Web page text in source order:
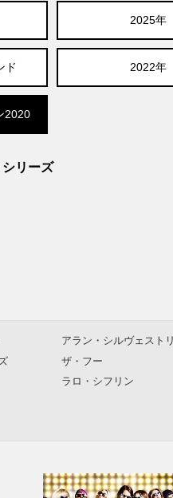
2025年
ド 2022年
2020
リーズ
アラン・シルヴェストリ
ザ・フー
ラロ・シフリン